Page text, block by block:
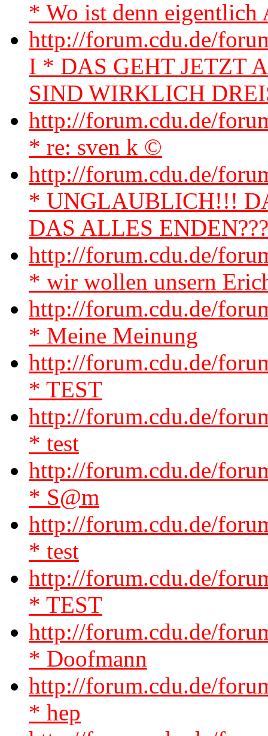
* Wo ist denn eigentlich
http://forum.cdu.de/
I * DAS GEHT JETZT
SIND WIRKLICH
http://forum.cdu.de/
* re: sven k ©
http://forum.cdu.de/
* UNGLAUBLICH!!!
DAS ALLES
http://forum.cdu.de/
* wir wollen unsern
http://forum.cdu.de/
* Meine Meinung
http://forum.cdu.de/
* TEST
http://forum.cdu.de/
* test
http://forum.cdu.de/
* S@m
http://forum.cdu.de/
* test
http://forum.cdu.de/
* TEST
http://forum.cdu.de/
* Doofmann
http://forum.cdu.de/
* hep